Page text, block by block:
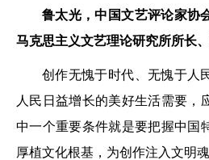
鲁太光，中国文艺评论家协
马克思主义文艺理论研究所所长
创作无愧于时代、无愧于人
人民日益增长的美好生活需要，
中一个重要条件就是要把握中国
厚植文化根基，为创作注入文明